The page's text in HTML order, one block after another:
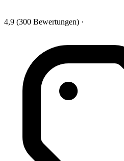
4,9 (300 Bewertungen) ·